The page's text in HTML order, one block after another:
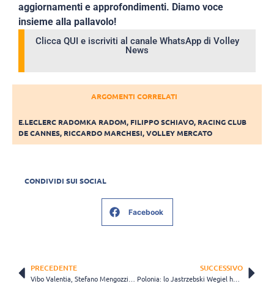
aggiornamenti e approfondimenti. Diamo voce
insieme alla pallavolo!
Clicca QUI e iscriviti al canale WhatsApp di Volley
News
ARGOMENTI CORRELATI
E.LECLERC RADOMKA RADOM, FILIPPO SCHIAVO, RACING CLUB
DE CANNES, RICCARDO MARCHESI,VOLLEY MERCATO
CONDIVIDI SUI SOCIAL
Facebook
PRECEDENTE
Vibo Valentia, Stefano Mengozzi: “Anche in quarantena non mi piace sprecare il mio tempo”
SUCCESSIVO
Polonia: lo Jastrzebski Wegiel ha chiuso i contratti dei giocatori al 31 marzo